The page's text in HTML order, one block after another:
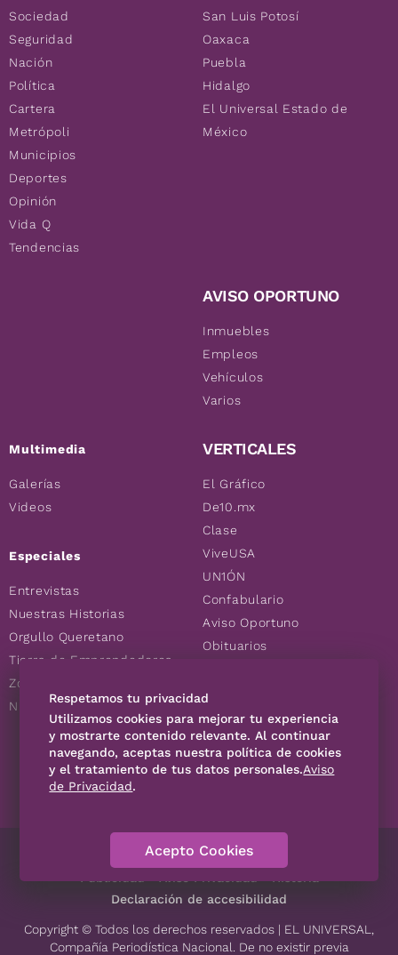
Sociedad
Seguridad
Nación
Política
Cartera
Metrópoli
Municipios
Deportes
Opinión
Vida Q
Tendencias
Multimedia
Galerías
Videos
Especiales
Entrevistas
Nuestras Historias
Orgullo Queretano
Tierra de Emprendedores
Zoociales
Nuevos Queretanos
San Luis Potosí
Oaxaca
Puebla
Hidalgo
El Universal Estado de
México
AVISO OPORTUNO
Inmuebles
Empleos
Vehículos
Varios
VERTICALES
El Gráfico
De10.mx
Clase
ViveUSA
UN1ÓN
Confabulario
Aviso Oportuno
Obituarios
Consultas
SÍGUENOS
Contáctanos Código de Ética
Declaración de accesibilidad
Copyright © Todos los derechos reservados | EL UNIVERSAL,
Compañía Periodística Nacional. De no existir previa
Respetamos tu privacidad
Utilizamos cookies para mejorar tu experiencia
y mostrarte contenido relevante. Al continuar
navegando, aceptas nuestra política de cookies
y el tratamiento de tus datos personales.Aviso
de Privacidad.
Acepto Cookies